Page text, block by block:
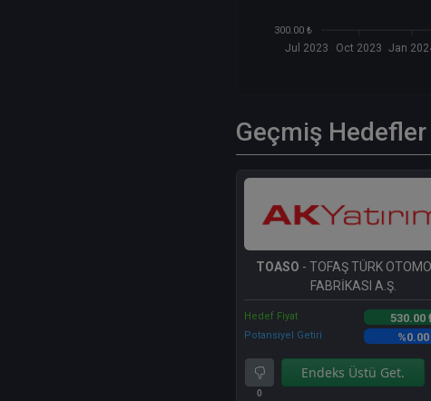
300.00 ₺
Jul 2023 Oct 2023 Jan
Geçmiş Hedefler
TOASO - TOFAŞ TÜRK
FABRİKASI A.Ş.
Hedef Fiyat 530.00
Potansiyel Getiri %0.00
0
Endeks Üstü Get.